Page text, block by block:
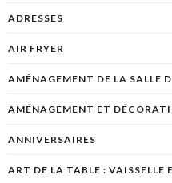
ADRESSES
AIR FRYER
AMÉNAGEMENT DE LA SALLE
AMÉNAGEMENT ET
ANNIVERSAIRES
ART DE LA TABLE : VAISSELLE